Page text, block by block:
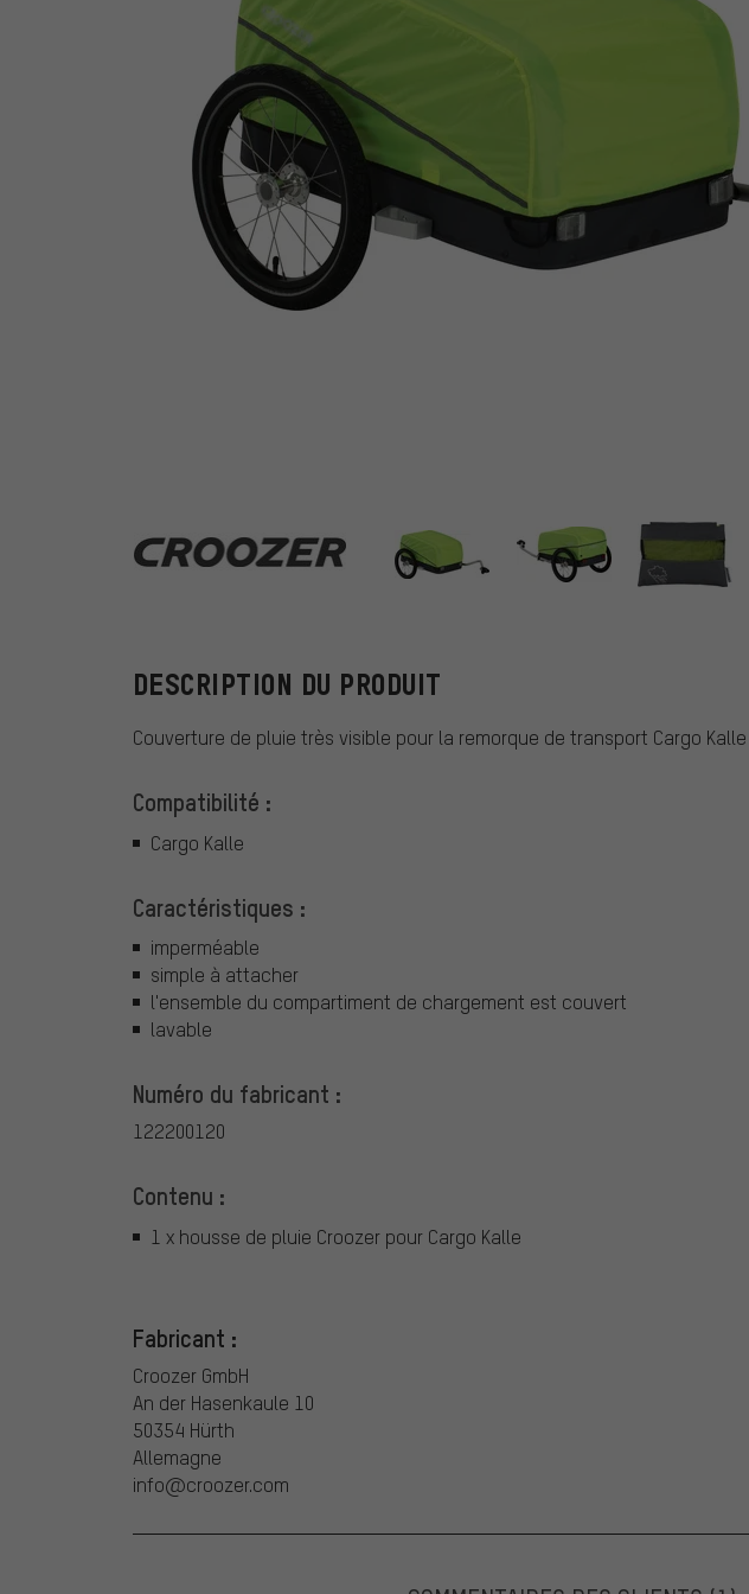
Croozer
DESCRIPTION DU PRODUIT
Couverture de pluie très visible pour la remorque de transport Cargo Kalle
Compatibilité :
Cargo Kalle
Caractéristiques :
imperméable
simple à attacher
l'ensemble du compartiment de chargement est couvert
lavable
Numéro du fabricant :
122200120
Contenu :
1 x housse de pluie Croozer pour Cargo Kalle
Fabricant :
Croozer GmbH
An der Hasenkaule 10
50354 Hürth
Allemagne
info@croozer.com